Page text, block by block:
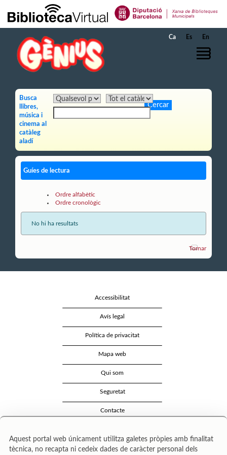
Salta al contingut principal
Ca Es En
Busca
llibres,
música i
cinema al
catàleg
aladí
Guíes de lectura
Ordre alfabètic
Ordre cronològic
No hi ha resultats
Tornar
Accessibilitat
Avís legal
Política de privacitat
Mapa web
Qui som
Seguretat
Contacte
Aquest portal web únicament utilitza galetes pròpies amb finalitat
tècnica, no recapta ni cedeix dades de caràcter personal dels